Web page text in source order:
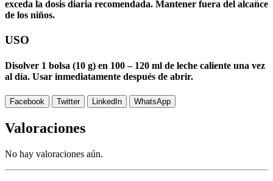
exceda la dosis diaria recomendada. Mantener fuera del alcance
de los niños.
USO
Disolver 1 bolsa (10 g) en 100 – 120 ml de leche caliente una vez
al día. Usar inmediatamente después de abrir.
Facebook Twitter LinkedIn WhatsApp
Valoraciones
No hay valoraciones aún.